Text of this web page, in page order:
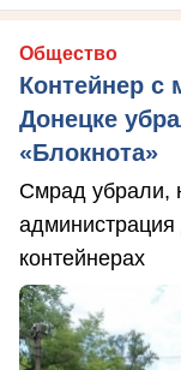
Общество
Контейнер с
Донецке
«Блокнота»
Смрад убрали,
администрация
контейнерах